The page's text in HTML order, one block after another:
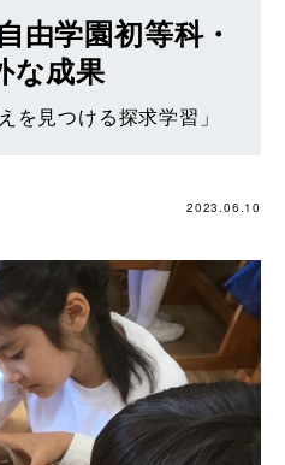
学園初等科・
な成果
を見つける探求学習」
2023.06.10